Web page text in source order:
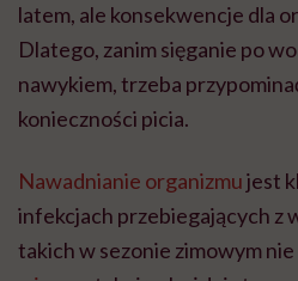
latem, ale konsekwencje dla
Dlatego, zanim sięganie po
nawykiem, trzeba
konieczności picia.
Nawadnianie organizmujest
infekcjach przebiegających z
takich w sezonie zimowym